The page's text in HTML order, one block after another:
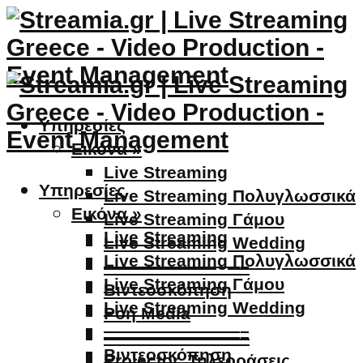
Υπηρεσίες
Εικόνα »
Live Streaming
Live Streaming Πολυγλωσσικά
Live Streaming Γάμου
Live Streaming Wedding
————————–
Βιντεοσκόπηση
Ροή Media
————————–
Υπηρεσίες
Εικόνα »
Live Streaming
Live Streaming Πολυγλωσσικά
Live Streaming Γάμου
Live Streaming Wedding
————————–
Βιντεοσκόπηση